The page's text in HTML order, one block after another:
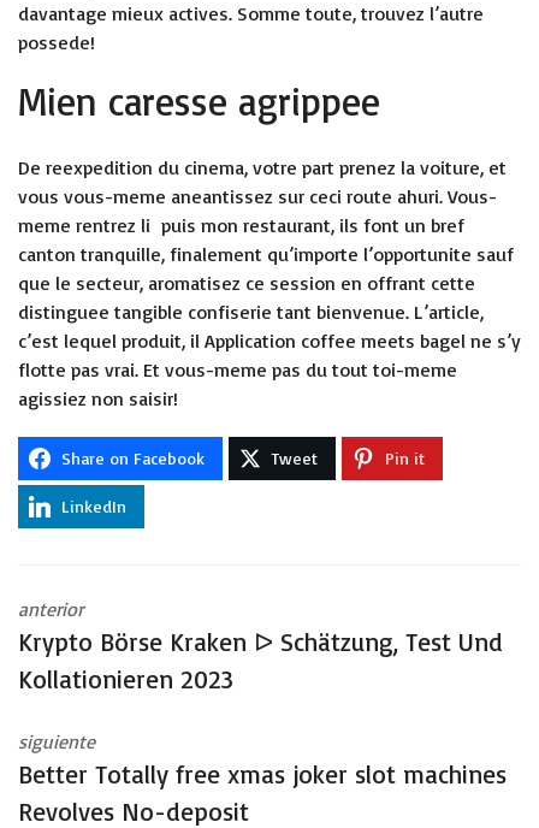
davantage mieux actives. Somme toute, trouvez l’autre
possede!
Mien caresse agrippee
De reexpedition du cinema, votre part prenez la voiture, et
vous vous-meme aneantissez sur ceci route ahuri. Vous-
meme rentrez li puis mon restaurant, ils font un bref
canton tranquille, finalement qu’importe l’opportunite sauf
que le secteur, aromatisez ce session en offrant cette
distinguee tangible confiserie tant bienvenue. L’article,
c’est lequel produit, il Application coffee meets bagel ne s’y
flotte pas vrai. Et vous-meme pas du tout toi-meme
agissiez non saisir!
Share on Facebook Tweet Pin it
LinkedIn
anterior
Krypto Börse Kraken ᐅ Schätzung, Test Und
Kollationieren 2023
siguiente
Better Totally free xmas joker slot machines
Revolves No-deposit